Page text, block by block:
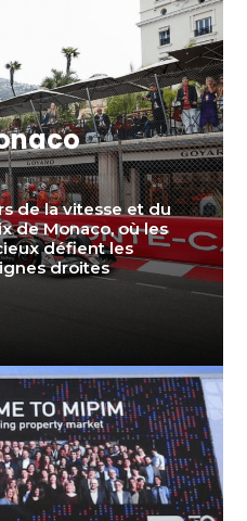
de la vitesse et du
de Monaco, où les
défient les
droites